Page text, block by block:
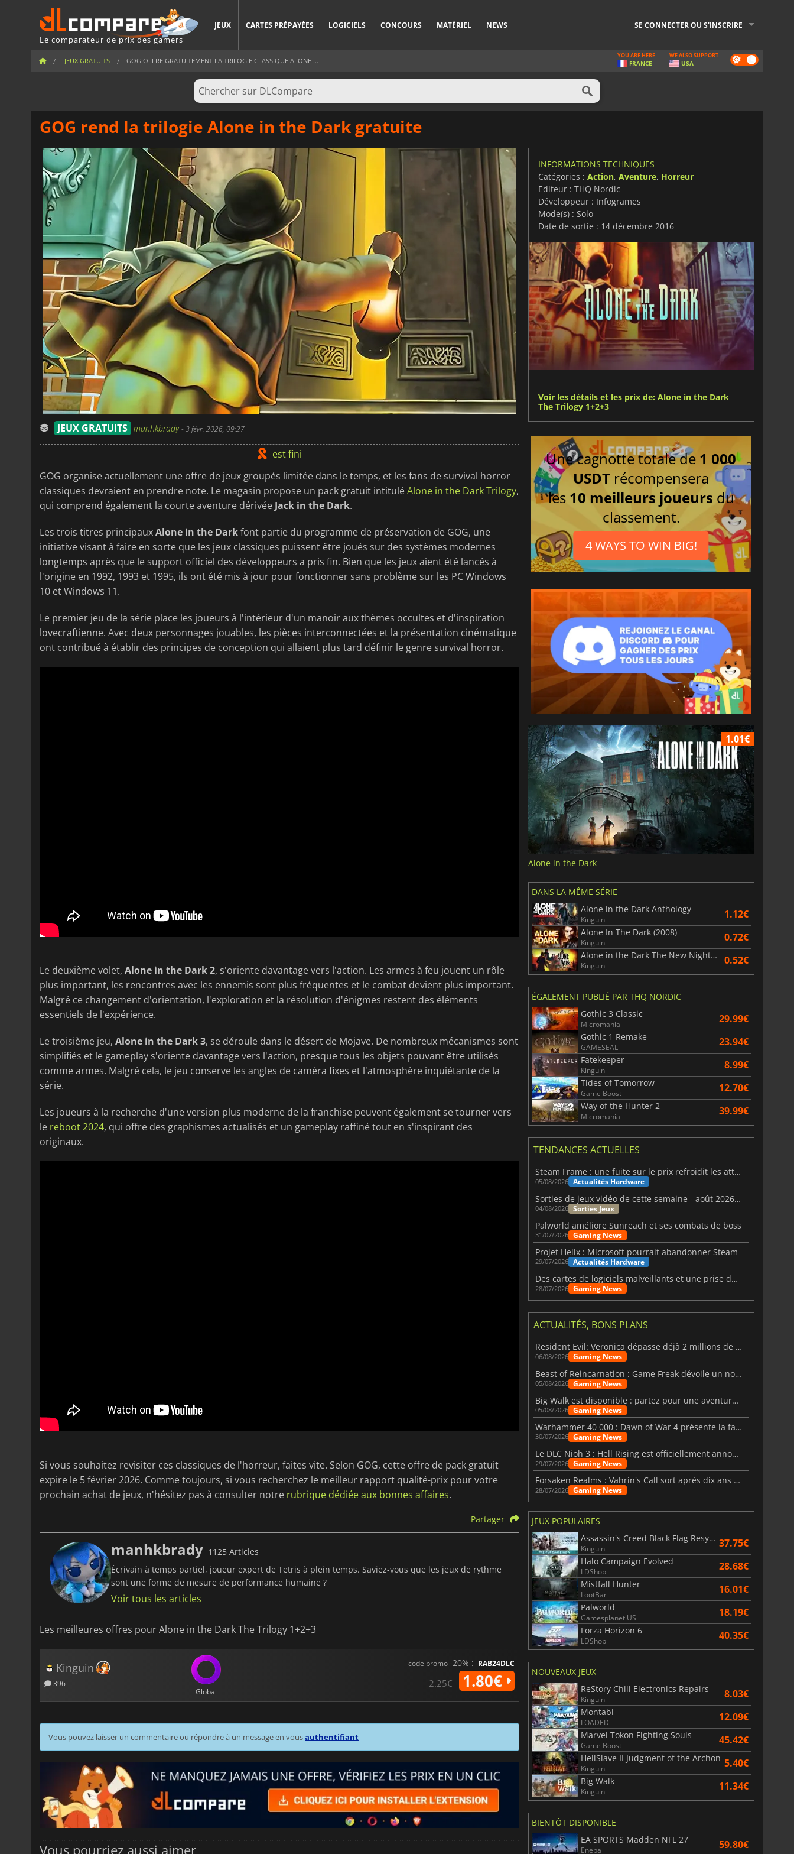
Le comparateur de prix des gamers
JEUX CARTES PRÉPAYÉES LOGICIELS CONCOURS MATÉRIEL NEWS SE CONNECTER OU S'INSCRIRE
JEUX GRATUITS GOG OFFRE GRATUITEMENT LA TRILOGIE CLASSIQUE ALONE ... Dark
mode
YOU ARE HERE
FRANCE
WE ALSO SUPPORT
USA
GOG rend la trilogie Alone in the Dark gratuite
JEUX GRATUITS manhkbrady-3 févr. 2026, 09:27
est fini
GOG organise actuellement une offre de jeux groupés limitée dans le temps, et les fans de survival horror
classiques devraient en prendre note. Le magasin propose un pack gratuit intituléAlone in the Dark Trilogy,
qui comprend également la courte aventure dérivée Jack in the Dark.
Les trois titres principauxAlone in the Darkfont partie du programme de préservation de GOG, une
initiative visant à faire en sorte que les jeux classiques puissent être joués sur des systèmes modernes
longtemps après que le support officiel des développeurs a pris fin. Bien que les jeux aient été lancés à
l'origine en 1992, 1993 et 1995, ils ont été mis à jour pour fonctionner sans problème sur les PC Windows
10 et Windows 11.
Le premier jeu de la série place les joueurs à l'intérieur d'un manoir aux thèmes occultes et d'inspiration
lovecraftienne. Avec deux personnages jouables, les pièces interconnectées et la présentation cinématique
ont contribué à établir des principes de conception qui allaient plus tard définir le genre survival horror.
Le deuxième volet, Alone in the Dark 2, s'oriente davantage vers l'action. Les armes à feu jouent un rôle
plus important, les rencontres avec les ennemis sont plus fréquentes et le combat devient plus important.
Malgré ce changement d'orientation, l'exploration et la résolution d'énigmes restent des éléments
essentiels de l'expérience.
Le troisième jeu, Alone in the Dark 3, se déroule dans le désert de Mojave. De nombreux mécanismes sont
simplifiés et le gameplay s'oriente davantage vers l'action, presque tous les objets pouvant être utilisés
comme armes. Malgré cela, le jeu conserve les angles de caméra fixes et l'atmosphère inquiétante de la
série.
Les joueurs à la recherche d'une version plus moderne de la franchise peuvent également se tourner vers
le reboot 2024, qui offre des graphismes actualisés et un gameplay raffiné tout en s'inspirant des
originaux.
Si vous souhaitez revisiter ces classiques de l'horreur, faites vite. Selon GOG, cette offre de pack gratuit
expire le 5 février 2026. Comme toujours, si vous recherchez le meilleur rapport qualité-prix pour votre
prochain achat de jeux, n'hésitez pas à consulter notre rubrique dédiée aux bonnes affaires.
Partager
manhkbrady 1125 Articles
Écrivain à temps partiel, joueur expert de Tetris à plein temps. Saviez-vous que les jeux de rythme
sont une forme de mesure de performance humaine ?
Voir tous les articles
Les meilleures offres pour Alone in the Dark The Trilogy 1+2+3
Kinguin
396
Global
code promo-20% : RAB24DLC
2.25€ 1.80€
Vous pouvez laisser un commentaire ou répondre à un message en vousauthentifiant
Vous pourriez aussi aimer
INFORMATIONS TECHNIQUES
Catégories : Action, Aventure, Horreur
Editeur : THQ Nordic
Développeur : Infogrames
Mode(s) : Solo
Date de sortie : 14 décembre 2016
Voir les détails et les prix de: Alone in the Dark
The Trilogy 1+2+3
Une cagnotte totale de 1 000
USDT récompensera
les 10 meilleurs joueurs du
classement.
4 WAYS TO WIN BIG!
1.01€
Alone in the Dark
DANS LA MÊME SÉRIE
Alone in the Dark Anthology
Kinguin 1.12€
Alone In The Dark (2008)
Kinguin 0.72€
Alone in the Dark The New Nightmare
Kinguin 0.52€
ÉGALEMENT PUBLIÉ PAR THQ NORDIC
Gothic 3 Classic
Micromania 29.99€
Gothic 1 Remake
GAMESEAL 23.94€
Fatekeeper
Kinguin 8.99€
Tides of Tomorrow
Game Boost 12.70€
Way of the Hunter 2
Micromania 39.99€
TENDANCES ACTUELLES
Steam Frame : une fuite sur le prix refroidit les attentes VR
05/08/2026 Actualités Hardware
Sorties de jeux vidéo de cette semaine - août 2026 (semaine 32)
04/08/2026 Sorties Jeux
Palworld améliore Sunreach et ses combats de boss
31/07/2026 Gaming News
Projet Helix : Microsoft pourrait abandonner Steam
29/07/2026 Actualités Hardware
Des cartes de logiciels malveillants et une prise de contrôle de Discord ont touché Meccha Chameleon
28/07/2026 Gaming News
ACTUALITÉS, BONS PLANS
Resident Evil: Veronica dépasse déjà 2 millions de wishlists
06/08/2026 Gaming News
Beast of Reincarnation : Game Freak dévoile un nouveau pari
05/08/2026 Gaming News
Big Walk est disponible : partez pour une aventure entre amis
05/08/2026 Gaming News
Warhammer 40 000 : Dawn of War 4 présente la faction des Nécrons
30/07/2026 Gaming News
Le DLC Nioh 3 : Hell Rising est officiellement annoncé
29/07/2026 Gaming News
Forsaken Realms : Vahrin's Call sort après dix ans de développement
28/07/2026 Gaming News
JEUX POPULAIRES
Assassin's Creed Black Flag Resynced
Kinguin 37.75€
Halo Campaign Evolved
LDShop 28.68€
Mistfall Hunter
LootBar 16.01€
Palworld
Gamesplanet US 18.19€
Forza Horizon 6
LDShop 40.35€
NOUVEAUX JEUX
ReStory Chill Electronics Repairs
Kinguin 8.03€
Montabi
LOADED 12.09€
Marvel Tokon Fighting Souls
Game Boost 45.42€
HellSlave II Judgment of the Archon
Kinguin 5.40€
Big Walk
Kinguin 11.34€
BIENTÔT DISPONIBLE
EA SPORTS Madden NFL 27
Eneba 59.80€